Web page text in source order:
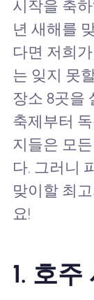
시작을 축
년 새해를
다면 저희
는 잊지 못
장소 8곳을
축제부터
지들은 모
다. 그러니
맞이할 최
요!
1. 호주